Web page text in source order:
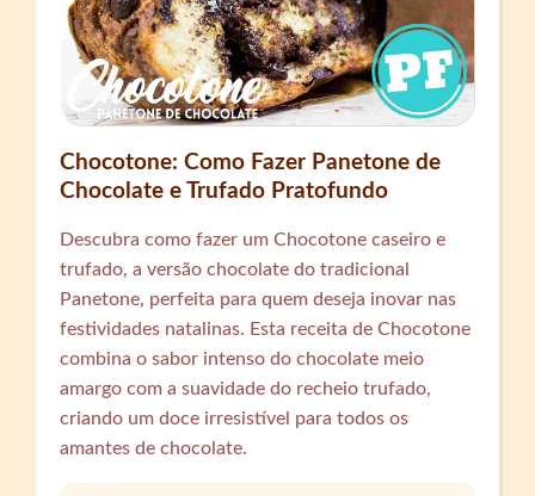
Chocotone: Como Fazer Panetone de
Chocolate e Trufado Pratofundo
Descubra como fazer um Chocotone caseiro e
trufado, a versão chocolate do tradicional
Panetone, perfeita para quem deseja inovar nas
festividades natalinas. Esta receita de Chocotone
combina o sabor intenso do chocolate meio
amargo com a suavidade do recheio trufado,
criando um doce irresistível para todos os
amantes de chocolate.